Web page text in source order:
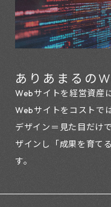
ありあまるの
Webサイトを経営資産
Webサイトをコストで
デザイン＝見た目だけで
ザインし「成果を育て
す。